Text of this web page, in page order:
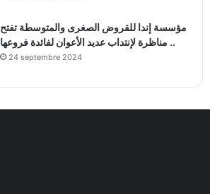
مؤسسة إندا للقروض الصغرى والمتوسطة تفتح
مناظرة لإنتداب عديد الأعوان لفائدة فروعها ..
24 septembre 2024